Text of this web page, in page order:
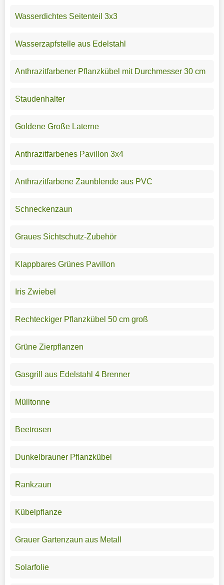
Wasserdichtes Seitenteil 3x3
Wasserzapfstelle aus Edelstahl
Anthrazitfarbener Pflanzkübel mit Durchmesser 30 cm
Staudenhalter
Goldene Große Laterne
Anthrazitfarbenes Pavillon 3x4
Anthrazitfarbene Zaunblende aus PVC
Schneckenzaun
Graues Sichtschutz-Zubehör
Klappbares Grünes Pavillon
Iris Zwiebel
Rechteckiger Pflanzkübel 50 cm groß
Grüne Zierpflanzen
Gasgrill aus Edelstahl 4 Brenner
Mülltonne
Beetrosen
Dunkelbrauner Pflanzkübel
Rankzaun
Kübelpflanze
Grauer Gartenzaun aus Metall
Solarfolie